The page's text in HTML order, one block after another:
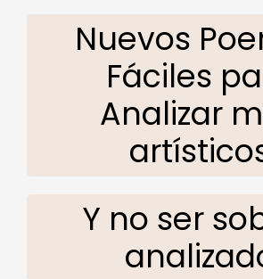
Nuevos
Fáciles
Analizar
Y no ser